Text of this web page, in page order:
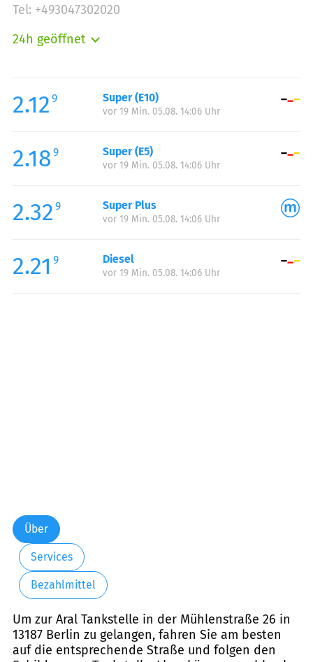
Tel: +493047302020
24h geöffnet
Mittwoch:
00:00-24:00
Donnerstag:
Samstag:
00:00-24:00
Sonntag:
2.12 9 Super (E10)
vor 19 Min. 05.08. 14:06 Uhr
2.18 9 Super (E5)
vor 19 Min. 05.08. 14:06 Uhr
2.32 9 Super Plus
vor 19 Min. 05.08. 14:06 Uhr
2.21 9 Diesel
vor 19 Min. 05.08. 14:06 Uhr
Über
Services
Bezahlmittel
Um zur Aral Tankstelle in der Mühlenstraße 26 in
13187 Berlin zu gelangen, fahren Sie am besten
auf die entsprechende Straße und folgen den